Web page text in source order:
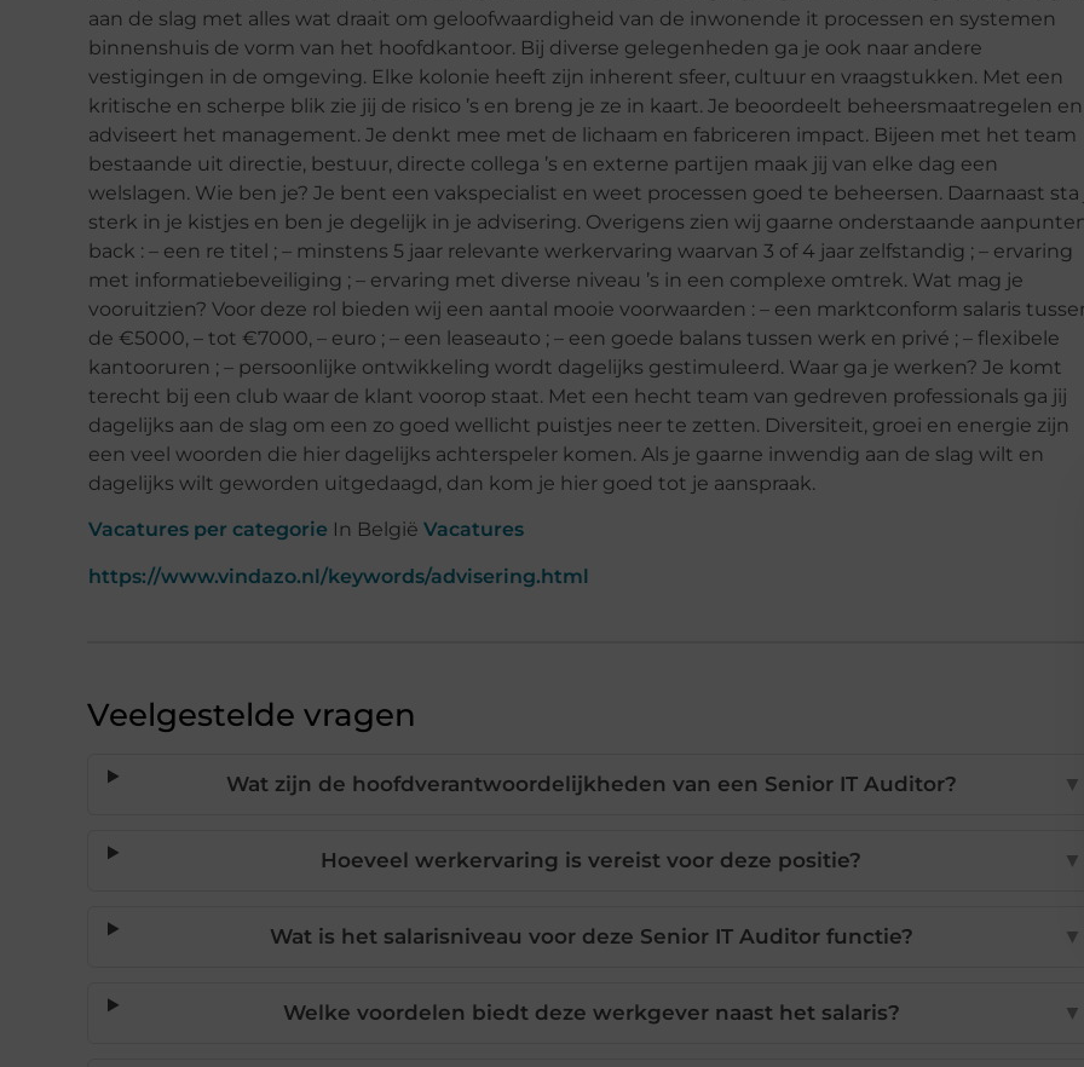
aan de slag met alles wat draait om geloofwaardigheid van de inwonende it processen en systemen
binnenshuis de vorm van het hoofdkantoor. Bij diverse gelegenheden ga je ook naar andere
vestigingen in de omgeving. Elke kolonie heeft zijn inherent sfeer, cultuur en vraagstukken. Met een
kritische en scherpe blik zie jij de risico ’s en breng je ze in kaart. Je beoordeelt beheersmaatregelen en
adviseert het management. Je denkt mee met de lichaam en fabriceren impact. Bijeen met het team
bestaande uit directie, bestuur, directe collega ’s en externe partijen maak jij van elke dag een
welslagen. Wie ben je? Je bent een vakspecialist en weet processen goed te beheersen. Daarnaast sta
sterk in je kistjes en ben je degelijk in je advisering. Overigens zien wij gaarne onderstaande
back : – een re titel ; – minstens 5 jaar relevante werkervaring waarvan 3 of 4 jaar zelfstandig ; – ervaring
met informatiebeveiliging ; – ervaring met diverse niveau ’s in een complexe omtrek. Wat mag je
vooruitzien? Voor deze rol bieden wij een aantal mooie voorwaarden : – een marktconform salaris
de €5000, – tot €7000, – euro ; – een leaseauto ; – een goede balans tussen werk en privé ; – flexibele
kantooruren ; – persoonlijke ontwikkeling wordt dagelijks gestimuleerd. Waar ga je werken? Je komt
terecht bij een club waar de klant voorop staat. Met een hecht team van gedreven professionals ga jij
dagelijks aan de slag om een zo goed wellicht puistjes neer te zetten. Diversiteit, groei en energie zijn
een veel woorden die hier dagelijks achterspeler komen. Als je gaarne inwendig aan de slag wilt en
dagelijks wilt geworden uitgedaagd, dan kom je hier goed tot je aanspraak.
Vacatures per categorie In België Vacatures
https://www.vindazo.nl/keywords/advisering.html
Veelgestelde vragen
Wat zijn de hoofdverantwoordelijkheden van een Senior IT Auditor? ▼
Hoeveel werkervaring is vereist voor deze positie? ▼
Wat is het salarisniveau voor deze Senior IT Auditor functie? ▼
Welke voordelen biedt deze werkgever naast het salaris? ▼